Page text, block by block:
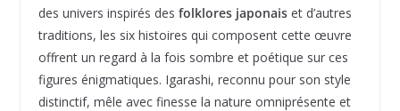
des univers inspirés des folklores japonaiset d’autres
traditions, les six histoires qui composent cette œuvre
offrent un regard à la fois sombre et poétique sur ces
figures énigmatiques. Igarashi, reconnu pour son style
distinctif, mêle avec finesse la nature omniprésente et